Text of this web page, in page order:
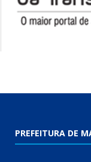
PREFEITURA DE